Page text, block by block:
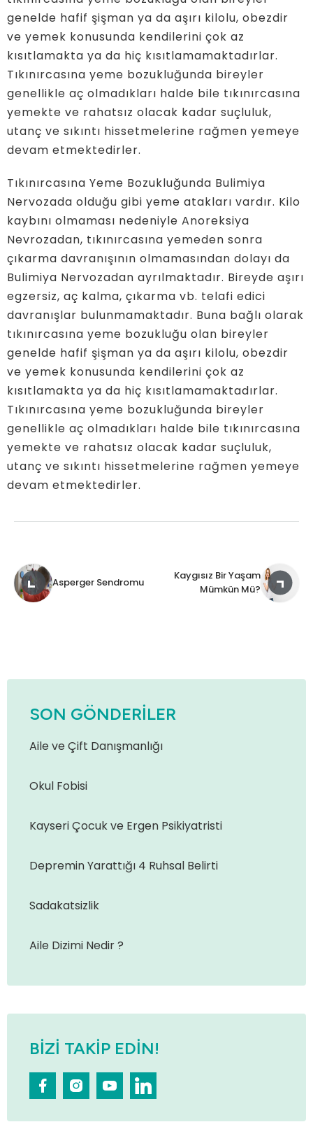
genelde hafif şişman ya da aşırı kilolu, obezdir
ve yemek konusunda kendilerini çok az
kısıtlamakta ya da hiç kısıtlamamaktadırlar.
Tıkınırcasına yeme bozukluğunda bireyler
genellikle aç olmadıkları halde bile tıkınırcasına
yemekte ve rahatsız olacak kadar suçluluk,
utanç ve sıkıntı hissetmelerine rağmen yemeye
devam etmektedirler.
Tıkınırcasına Yeme Bozukluğunda Bulimiya
Nervozada olduğu gibi yeme atakları vardır. Kilo
kaybını olmaması nedeniyle Anoreksiya
Nevrozadan, tıkınırcasına yemeden sonra
çıkarma davranışının olmamasından dolayı da
Bulimiya Nervozadan ayrılmaktadır. Bireyde aşırı
egzersiz, aç kalma, çıkarma vb. telafi edici
davranışlar bulunmamaktadır. Buna bağlı olarak
tıkınırcasına yeme bozukluğu olan bireyler
genelde hafif şişman ya da aşırı kilolu, obezdir
ve yemek konusunda kendilerini çok az
kısıtlamakta ya da hiç kısıtlamamaktadırlar.
Tıkınırcasına yeme bozukluğunda bireyler
genellikle aç olmadıkları halde bile tıkınırcasına
yemekte ve rahatsız olacak kadar suçluluk,
utanç ve sıkıntı hissetmelerine rağmen yemeye
devam etmektedirler.
Asperger Sendromu
Kaygısız Bir Yaşam
Mümkün Mü?
SON GÖNDERILER
Aile ve Çift Danışmanlığı
Okul Fobisi
Kayseri Çocuk ve Ergen Psikiyatristi
Depremin Yarattığı 4 Ruhsal Belirti
Sadakatsizlik
Aile Dizimi Nedir ?
BIZI TAKIP EDIN!